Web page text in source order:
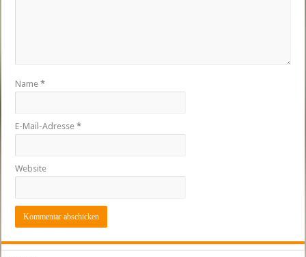
Name*
E-Mail-Adresse*
Website